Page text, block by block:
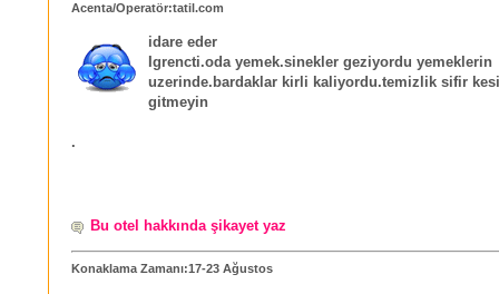
Acenta/Operatör:tatil.com
idare eder
Igrencti.oda yemek.sinekler geziyordu yemeklerin
uzerinde.bardaklar kirli kaliyordu.temizlik sifir
gitmeyin
.
Bu otel hakkında şikayet yaz
Konaklama Zamanı:17-23 Ağustos